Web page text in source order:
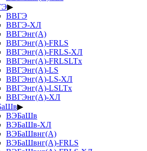
▶
ВВГЭ
ВВГЭ-ХЛ
ВВГЭнг(А)
ВВГЭнг(А)-FRLS
ВВГЭнг(А)-FRLS-ХЛ
ВВГЭнг(А)-FRLSLTx
ВВГЭнг(А)-LS
ВВГЭнг(А)-LS-ХЛ
ВВГЭнг(А)-LSLTx
ВВГЭнг(А)-ХЛ
▶
ВЭБаШв
ВЭБаШв-ХЛ
ВЭБаШвнг(А)
ВЭБаШвнг(А)-FRLS